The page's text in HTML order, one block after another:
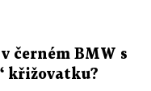
černém BMW s
křižovatku?